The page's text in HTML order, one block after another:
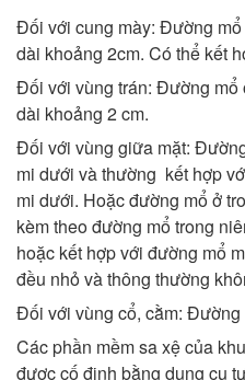
Đối với cung mày: Đường
dài khoảng 2cm. Có thể kết
Đối với vùng trán: Đường mổ
dài khoảng 2 cm.
Đối với vùng giữa mặt:
mi dưới và thường kết hợp
mi dưới. Hoặc đường mổ ở
kèm theo đường mổ trong
hoặc kết hợp với đường mổ
đều nhỏ và thông thường
Đối với vùng cổ, cằm: Đường
Các phần mềm sa xệ của
được cố định bằng dụng cụ